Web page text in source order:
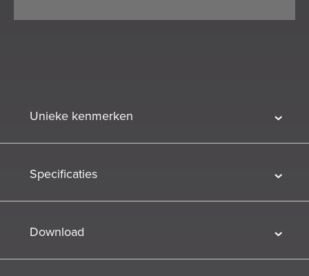
Unieke kenmerken
Specificaties
Download